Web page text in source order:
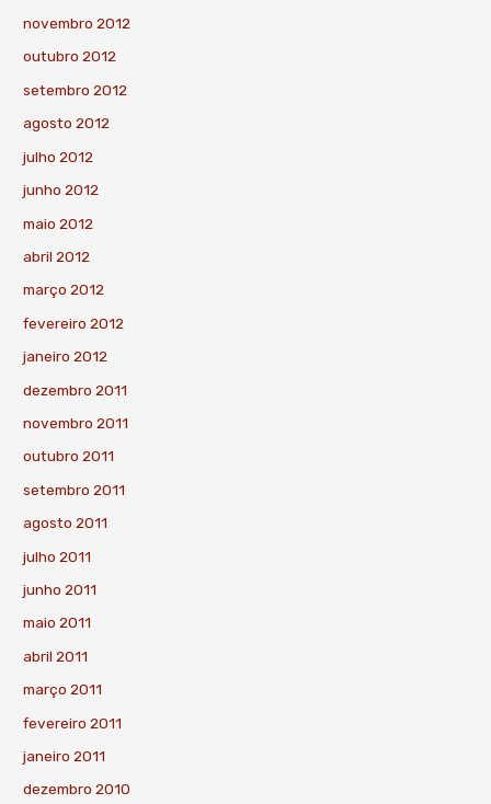
novembro 2012
outubro 2012
setembro 2012
agosto 2012
julho 2012
junho 2012
maio 2012
abril 2012
março 2012
fevereiro 2012
janeiro 2012
dezembro 2011
novembro 2011
outubro 2011
setembro 2011
agosto 2011
julho 2011
junho 2011
maio 2011
abril 2011
março 2011
fevereiro 2011
janeiro 2011
dezembro 2010